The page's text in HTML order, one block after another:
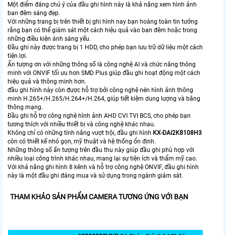
Một điểm đáng chú ý của đầu ghi hình này là khả năng xem hình ảnh
ban đêm sáng đẹp.
Với những trang bị trên thiết bị ghi hình nay bạn hoàng toàn tin tưởng
rằng bạn có thể giám sát một cách hiệu quả vào ban đêm hoặc trong
những điều kiện ánh sáng yếu.
Đầu ghi này được trang bị 1 HDD, cho phép bạn lưu trữ dữ liệu một cách
tiện lợi.
Ấn tượng ơn với những thông số là công nghệ AI và chức năng thông
minh với ONVIF tối ưu hơn SMD Plus giúp đầu ghi hoạt động một cách
hiệu quả và thông minh hơn.
đầu ghi hình này còn được hỗ trợ bởi công nghệ nén hình ảnh thông
minh H.265+/H.265/H.264+/H.264, giúp tiết kiệm dung lượng và băng
thông mạng.
Đầu ghi hỗ trợ công nghệ hình ảnh AHD CVI TVI BCS, cho phép bạn
tương thích với nhiều thiết bị và công nghệ khác nhau.
Không chỉ có những tính năng vượt trội, đầu ghi hình KX-DAi2K8108H3
còn có thiết kế nhỏ gọn, mỹ thuật và hệ thống ổn định.
Những thông số ấn tượng trên đầu thu này giúp đầu ghi phù hợp với
nhiều loại công trình khác nhau, mang lại sự tiện ích và thẩm mỹ cao.
Với khả năng ghi hình 8 kênh và hỗ trợ công nghệ ONVIF, đầu ghi hình
này là một đầu ghi đáng mua và sử dụng trong ngành giám sát.
THAM KHẢO SẢN PHẨM CAMERA TƯƠNG ỨNG VỚI BẠN